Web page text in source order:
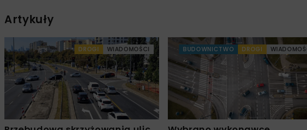
Artykuły
DROGI WIADOMOŚCI BUDOWNICTWO DROGI